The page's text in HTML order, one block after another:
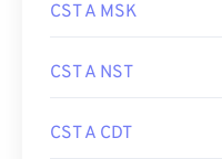
CST A MSK
CST A NST
CST A CDT